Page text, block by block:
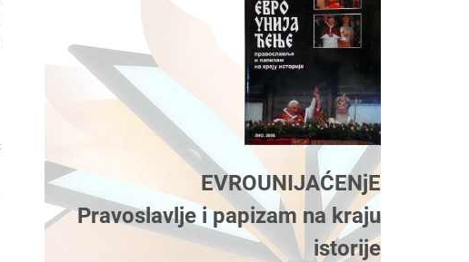
EVROUNIJAĆENjE
Pravoslavlje i papizam na kraju
istorije